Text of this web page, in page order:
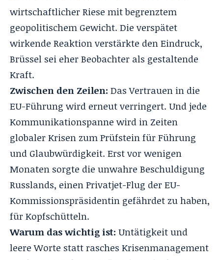
wirtschaftlicher Riese mit begrenztem
geopolitischem Gewicht. Die verspätet
wirkende Reaktion verstärkte den Eindruck,
Brüssel sei eher Beobachter als gestaltende
Kraft.
Zwischen den Zeilen: Das Vertrauen in die
EU-Führung wird erneut verringert. Und jede
Kommunikationspanne wird in Zeiten
globaler Krisen zum Prüfstein für Führung
und Glaubwürdigkeit. Erst vor wenigen
Monaten sorgte die unwahre Beschuldigung
Russlands, einen Privatjet-Flug der EU-
Kommissionspräsidentin gefährdet zu haben,
für Kopfschütteln.
Warum das wichtig ist: Untätigkeit und
leere Worte statt rasches Krisenmanagement